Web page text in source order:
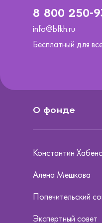
8 800 250-
info@bfkh.ru
Бесплатный для
О фонде
Константин
Алена Мешкова
Попечительский
Экспертный совет